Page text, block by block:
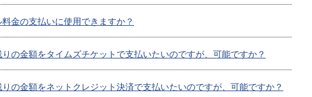
金の支払いに使用できますか？
の金額をタイムズチケットで支払いたいのですが、可能ですか？
の金額をネットクレジット決済で支払いたいのですが、可能ですか？